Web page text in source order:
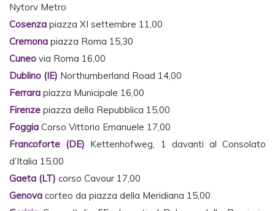
Nytorv Metro
Cosenza piazza XI settembre 11,00
Cremona piazza Roma 15,30
Cuneo via Roma 16,00
Dublino (IE) Northumberland Road 14,00
Ferrara piazza Municipale 16,00
Firenze piazza della Repubblica 15,00
Foggia Corso Vittorio Emanuele 17,00
Francoforte (DE) Kettenhofweg, 1 davanti al Consolato
d’Italia 15,00
Gaeta (LT) corso Cavour 17,00
Genova corteo da piazza della Meridiana 15,00